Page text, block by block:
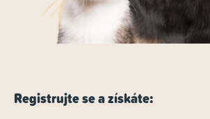
Registrujte se a získáte: